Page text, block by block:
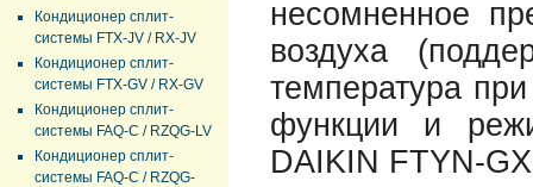
Кондиционер сплит-
системы FTX-JV / RX-JV
Кондиционер сплит-
системы FTX-GV / RX-GV
Кондиционер сплит-
системы FAQ-C / RZQG-LV
Кондиционер сплит-
системы FAQ-C / RZQG-
несомненное
воздуха
температура
функции и
DAIKIN FTYN-